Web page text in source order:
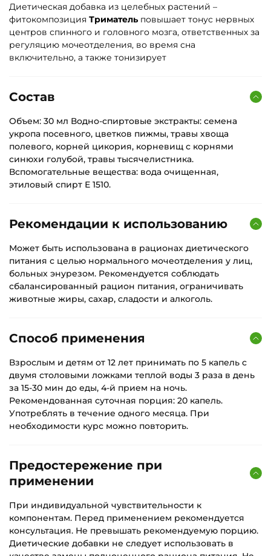
Диетическая добавка из целебных растений –
фитокомпозиция Тримательповышает тонус нервных
центров спинного и головного мозга, ответственных за
регуляцию мочеотделения, во время сна
включительно, а также тонизирует
Состав
Объем: 30 мл Водно-спиртовые экстракты: семена
укропа посевного, цветков пижмы, травы хвоща
полевого, корней цикория, корневищ с корнями
синюхи голубой, травы тысячелистника.
Вспомогательные вещества: вода очищенная,
этиловый спирт Е 1510.
Рекомендации к использованию
Может быть использована в рационах диетического
питания с целью нормального мочеотделения у лиц,
больных энурезом. Рекомендуется соблюдать
сбалансированный рацион питания, ограничивать
животные жиры, сахар, сладости и алкоголь.
Способ применения
Взрослым и детям от 12 лет принимать по 5 капель с
двумя столовыми ложками теплой воды 3 раза в день
за 15-30 мин до еды, 4-й прием на ночь.
Рекомендованная суточная порция: 20 капель.
Употреблять в течение одного месяца. При
необходимости курс можно повторить.
Предостережение при
применении
При индивидуальной чувствительности к
компонентам. Перед применением рекомендуется
консультация. Не превышать рекомендуемую порцию.
Диетические добавки не следует использовать в